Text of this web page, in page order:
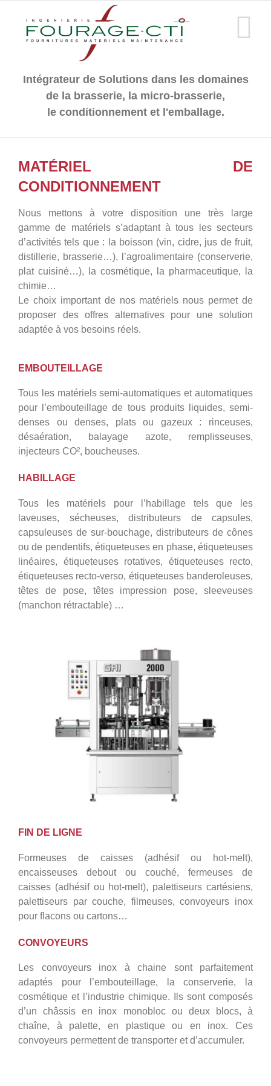
contenu
Intégrateur de Solutions dans les domaines
de la brasserie, la micro-brasserie,
le conditionnement et l'emballage.
MATÉRIEL DE
CONDITIONNEMENT
Nous mettons à votre disposition une très large
gamme de matériels s’adaptant à tous les secteurs
d’activités tels que : la boisson (vin, cidre, jus de fruit,
distillerie, brasserie…), l’agroalimentaire (conserverie,
plat cuisiné…), la cosmétique, la pharmaceutique, la
chimie…
Le choix important de nos matériels nous permet de
proposer des offres alternatives pour une solution
adaptée à vos besoins réels.
EMBOUTEILLAGE
Tous les matériels semi-automatiques et automatiques
pour l’embouteillage de tous produits liquides, semi-
denses ou denses, plats ou gazeux : rinceuses,
désaération, balayage azote, remplisseuses,
injecteurs CO², boucheuses.
HABILLAGE
Tous les matériels pour l’habillage tels que les
laveuses, sécheuses, distributeurs de capsules,
capsuleuses de sur-bouchage, distributeurs de cônes
ou de pendentifs, étiqueteuses en phase, étiqueteuses
linéaires, étiqueteuses rotatives, étiqueteuses recto,
étiqueteuses recto-verso, étiqueteuses banderoleuses,
têtes de pose, têtes impression pose, sleeveuses
(manchon rétractable) …
FIN DE LIGNE
Formeuses de caisses (adhésif ou hot-melt),
encaisseuses debout ou couché, fermeuses de
caisses (adhésif ou hot-melt), palettiseurs cartésiens,
palettiseurs par couche, filmeuses, convoyeurs inox
pour flacons ou cartons…
CONVOYEURS
Les convoyeurs inox à chaine sont parfaitement
adaptés pour l’embouteillage, la conserverie, la
cosmétique et l’industrie chimique. Ils sont composés
d’un châssis en inox monobloc ou deux blocs, à
chaîne, à palette, en plastique ou en inox. Ces
convoyeurs permettent de transporter et d’accumuler.